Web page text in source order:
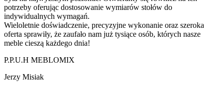
potrzeby oferując dostosowanie wymiarów stołów do
indywidualnych wymagań.
Wieloletnie doświadczenie, precyzyjne wykonanie oraz szeroka
oferta sprawiły, że zaufało nam już tysiące osób, których nasze
meble cieszą każdego dnia!
P.P.U.H MEBLOMIX
Jerzy Misiak